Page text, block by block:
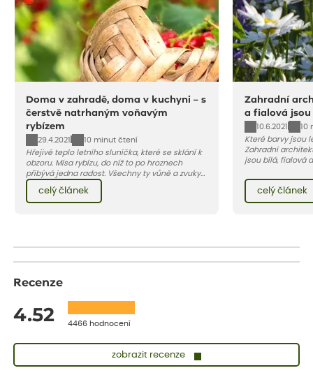
Doma v zahradě, doma v kuchyni – s
čerstvě natrhaným voňavým
rybízem
29.4.2021
10 minut čtení
Hřejivé teplo letního sluníčka, které se sklání k
obzoru. Mísa rybízu, do níž to po hroznech
přibývá jedna radost. Všechny ty vůně a zvuky
červencové zahrady. Sklizeň rybízu do kuchyně
vnese neuvěřitelný klid a radost. A taky trochu
bezstarostnosti dětství při mlsání babiččina
celý článek
Zahradní
a fialová jsou
10.6.2021
10
Které barvy jsou
Zahradní
jsou bílá, fialová
záhon, terasu či
obléknout i vy.
celý článek
Recenze
4.52 4466 hodnocení
zobrazit recenze